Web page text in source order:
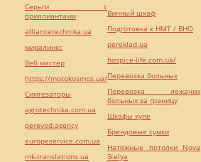
Серьги с
бриллиантами
alliancetechnika.ua
миралинкс
Веб мастер
https://motokosmos.ua/
Синтезаторы
agrotechnika.com.ua
perevod.agency
europeservice.com.ua
mk-translations.ua
Винный шкаф
Подготовка к НМТ / ВНО
pereklad.ua
hospice-life.com.ua/
Перевозка больных
Перевозка лежачих
больных за границу
Шкафы купе
Брендовые сумки
Натяжные потолки Nova
Stelya